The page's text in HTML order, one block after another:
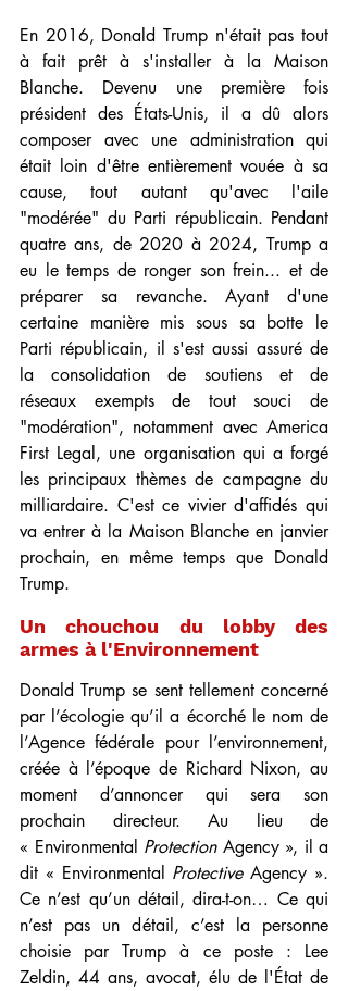
En 2016, Donald Trump n'était pas tout
à fait prêt à s'installer à la Maison
Blanche. Devenu une première fois
président des États-Unis, il a dû alors
composer avec une administration qui
était loin d'être entièrement vouée à sa
cause, tout autant qu'avec l'aile
"modérée" du Parti républicain. Pendant
quatre ans, de 2020 à 2024, Trump a
eu le temps de ronger son frein... et de
préparer sa revanche. Ayant d'une
certaine manière mis sous sa botte le
Parti républicain, il s'est aussi assuré de
la consolidation de soutiens et de
réseaux exempts de tout souci de
"modération", notamment avec America
First Legal, une organisation qui a forgé
les principaux thèmes de campagne du
milliardaire. C'est ce vivier d'affidés qui
va entrer à la Maison Blanche en janvier
prochain, en même temps que Donald
Trump.
Un chouchou du lobby des
armes à l'Environnement
Donald Trump se sent tellement concerné
par l’écologie qu’il a écorché le nom de
l’Agence fédérale pour l’environnement,
créée à l’époque de Richard Nixon, au
moment d’annoncer qui sera son
prochain directeur. Au lieu de
« Environmental Protection Agency », il a
dit « Environmental Protective Agency ».
Ce n’est qu’un détail, dira-t-on… Ce qui
n’est pas un détail, c’est la personne
choisie par Trump à ce poste : Lee
Zeldin, 44 ans, avocat, élu de l'État de